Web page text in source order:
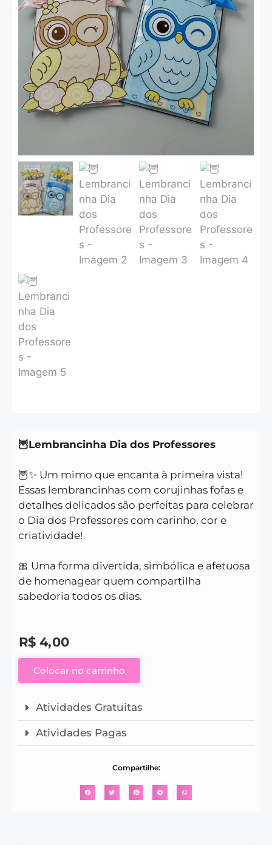
🦉Lembrancinha Dia dos Professores
🦉✨ Um mimo que encanta à primeira vista!
Essas lembrancinhas com corujinhas fofas e
detalhes delicados são perfeitas para celebrar
o Dia dos Professores com carinho, cor e
criatividade!
🎀 Uma forma divertida, simbólica e afetuosa
de homenagear quem compartilha
sabedoria todos os dias.
R$ 4,00
Colocar no carrinho
Atividades Gratuitas
Atividades Pagas
Compartilhe: